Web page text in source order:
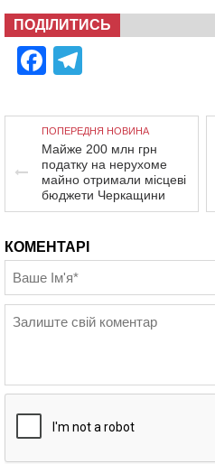
ПОДІЛИТИСЬ
Facebook
ПОПЕРЕДНЯ НОВИНА
Майже 200 млн грн
податку на нерухоме
майно отримали місцеві
бюджети Черкащини
КОМЕНТАРІ